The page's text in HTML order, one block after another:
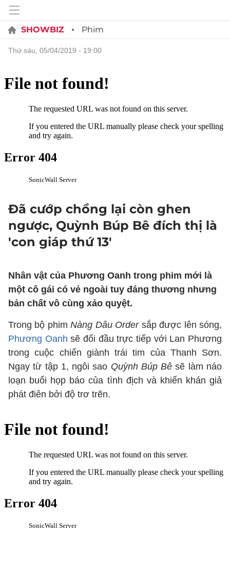
SHOWBIZ Phim
thứ sáu, 05/04/2019 - 19:00
Đã cướp chồng lại còn ghen
ngược, Quỳnh Búp Bê đích thị là
'con giáp thứ 13'
Nhân vật của Phương Oanh trong phim mới là
một cô gái có vẻ ngoài tuy đáng thương nhưng
bản chất vô cùng xảo quyệt.
Trong bộ phimNàng Dâu Ordersắp được lên sóng,
Phương Oanh sẽ đối đầu trực tiếp với Lan Phương
trong cuộc chiến giành trái tim của Thanh Sơn.
Ngay từ tập 1, ngôi sao Quỳnh Búp Bê sẽ làm náo
loạn buổi họp báo của tình địch và khiến khán giả
phát điên bởi độ trơ trẽn.